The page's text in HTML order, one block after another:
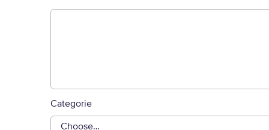
Categorie